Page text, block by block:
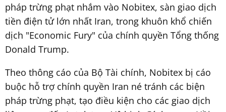
pháp trừng phạt nhắm vào Nobitex, sàn giao dịch
tiền điện tử lớn nhất Iran, trong khuôn khổ chiến
dịch "Economic Fury" của chính quyền Tổng thống
Donald Trump.
Theo thông cáo của Bộ Tài chính, Nobitex bị cáo
buộc hỗ trợ chính quyền Iran né tránh các biện
pháp trừng phạt, tạo điều kiện cho các giao dịch